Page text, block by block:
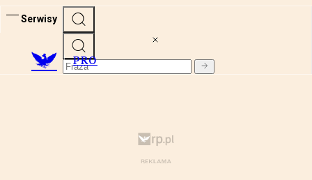
Serwisy
PRO